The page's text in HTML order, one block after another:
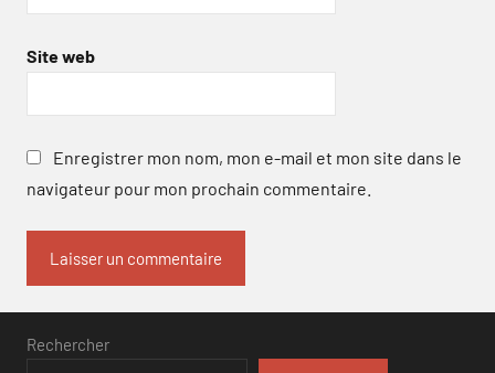
Site web
Enregistrer mon nom, mon e-mail et mon site dans le
navigateur pour mon prochain commentaire.
Rechercher